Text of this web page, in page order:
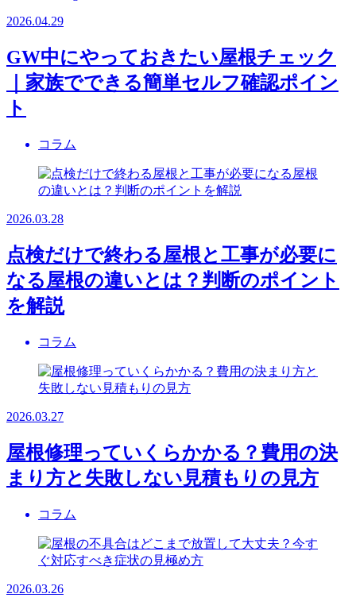
2026.04.29
GW中にやっておきたい屋根チェック
｜家族でできる簡単セルフ確認ポイン
ト
コラム
2026.03.28
点検だけで終わる屋根と工事が必要に
なる屋根の違いとは？判断のポイント
を解説
コラム
2026.03.27
屋根修理っていくらかかる？費用の決
まり方と失敗しない見積もりの見方
コラム
2026.03.26